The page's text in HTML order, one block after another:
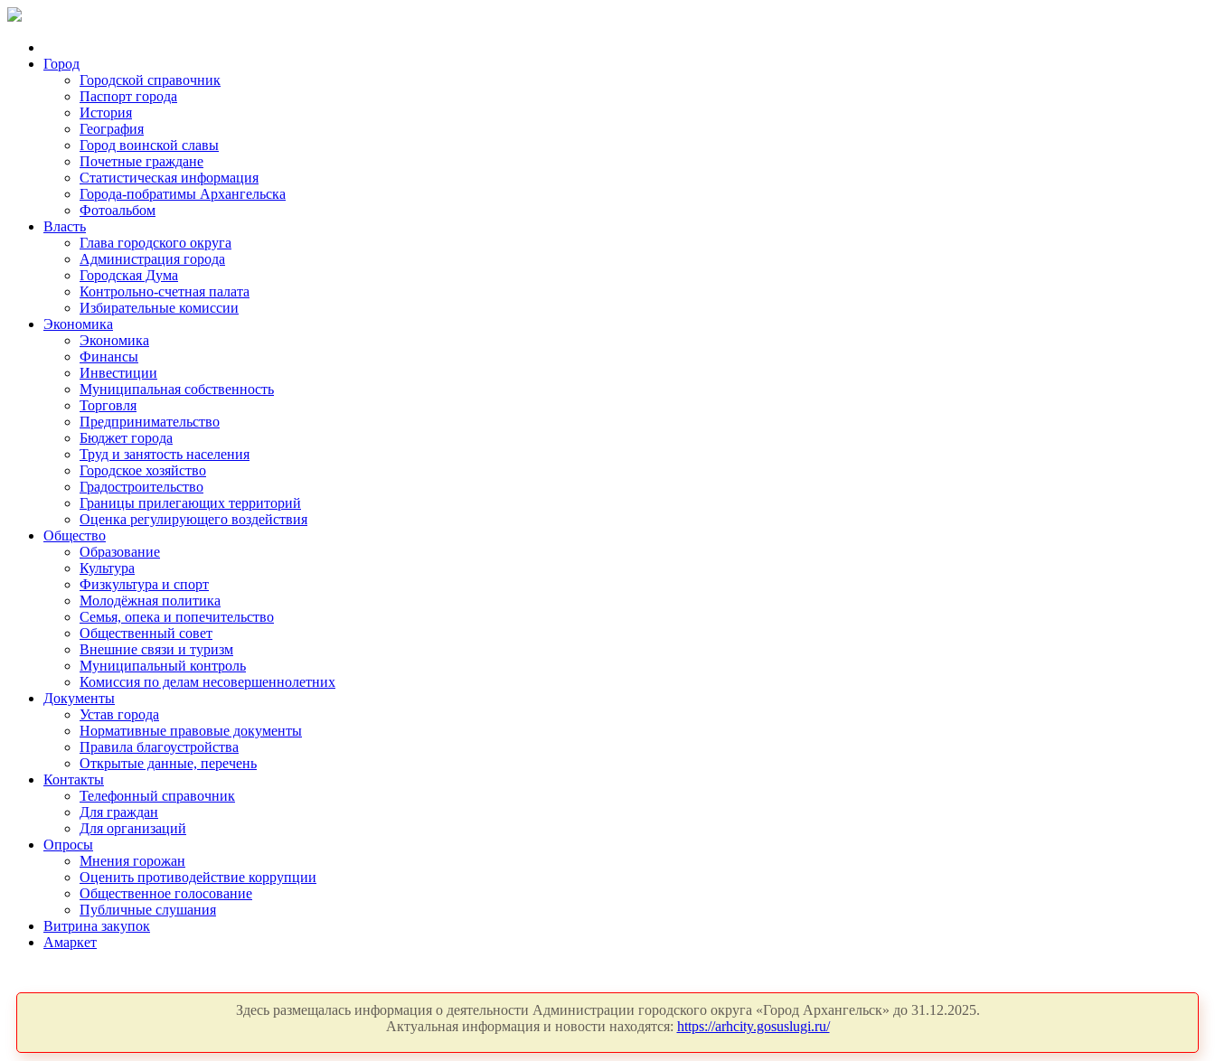
Город
Городской справочник
Паспорт города
История
География
Город воинской славы
Почетные граждане
Статистическая информация
Города-побратимы Архангельска
Фотоальбом
Власть
Глава городского округа
Администрация города
Городская Дума
Контрольно-счетная палата
Избирательные комиссии
Экономика
Экономика
Финансы
Инвестиции
Муниципальная собственность
Торговля
Предпринимательство
Бюджет города
Труд и занятость населения
Городское хозяйство
Градостроительство
Границы прилегающих территорий
Оценка регулирующего воздействия
Общество
Образование
Культура
Физкультура и спорт
Молодёжная политика
Семья, опека и попечительство
Общественный совет
Внешние связи и туризм
Муниципальный контроль
Комиссия по делам несовершеннолетних
Документы
Устав города
Нормативные правовые документы
Правила благоустройства
Открытые данные, перечень
Контакты
Телефонный справочник
Для граждан
Для организаций
Опросы
Мнения горожан
Оценить противодействие коррупции
Общественное голосование
Публичные слушания
Витрина закупок
Амаркет
Здесь размещалась информация о деятельности Администрации городского округа «Город Архангельск» до 31.12.2025.
Актуальная информация и новости находятся: https://arhcity.gosuslugi.ru/